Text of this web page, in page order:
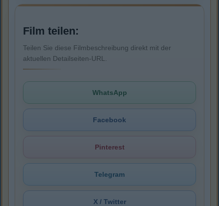
Film teilen:
Teilen Sie diese Filmbeschreibung direkt mit der
aktuellen Detailseiten-URL.
WhatsApp
Facebook
Pinterest
Telegram
X / Twitter